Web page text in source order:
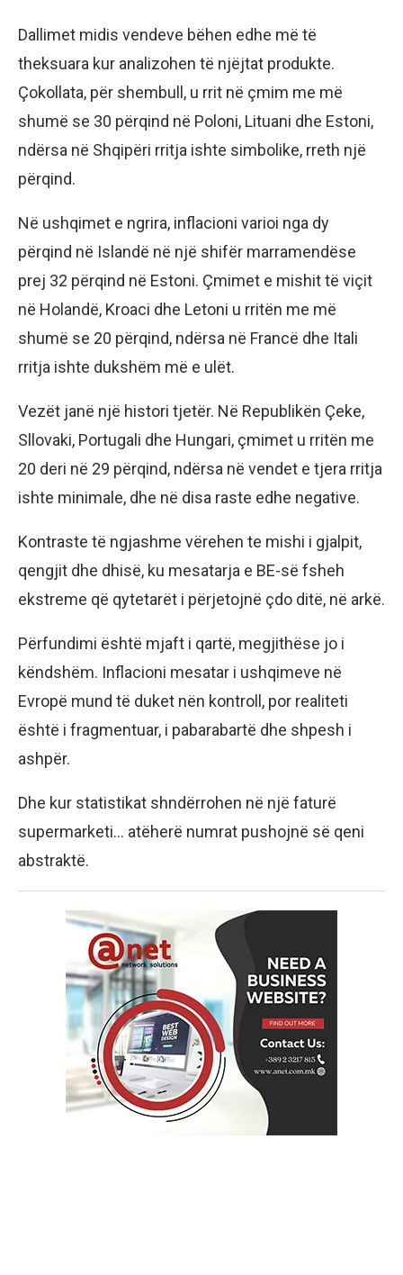
Dallimet midis vendeve bëhen edhe më të
theksuara kur analizohen të njëjtat produkte.
Çokollata, për shembull, u rrit në çmim me më
shumë se 30 përqind në Poloni, Lituani dhe Estoni,
ndërsa në Shqipëri rritja ishte simbolike, rreth një
përqind.
Në ushqimet e ngrira, inflacioni varioi nga dy
përqind në Islandë në një shifër marramendëse
prej 32 përqind në Estoni. Çmimet e mishit të viçit
në Holandë, Kroaci dhe Letoni u rritën me më
shumë se 20 përqind, ndërsa në Francë dhe Itali
rritja ishte dukshëm më e ulët.
Vezët janë një histori tjetër. Në Republikën Çeke,
Sllovaki, Portugali dhe Hungari, çmimet u rritën me
20 deri në 29 përqind, ndërsa në vendet e tjera rritja
ishte minimale, dhe në disa raste edhe negative.
Kontraste të ngjashme vërehen te mishi i gjalpit,
qengjit dhe dhisë, ku mesatarja e BE-së fsheh
ekstreme që qytetarët i përjetojnë çdo ditë, në arkë.
Përfundimi është mjaft i qartë, megjithëse jo i
këndshëm. Inflacioni mesatar i ushqimeve në
Evropë mund të duket nën kontroll, por realiteti
është i fragmentuar, i pabarabartë dhe shpesh i
ashpër.
Dhe kur statistikat shndërrohen në një faturë
supermarketi… atëherë numrat pushojnë së qeni
abstraktë.